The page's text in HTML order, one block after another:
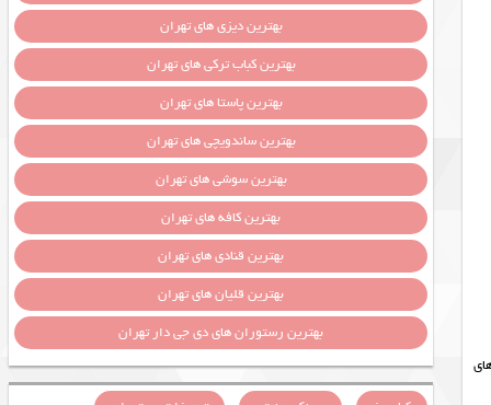
های
بهترین دیزی های تهران
بهترین کباب ترکی های تهران
بهترین پاستا های تهران
بهترین ساندویچی های تهران
بهترین سوشی های تهران
بهترین کافه های تهران
بهترین قنادی های تهران
بهترین قلیان های تهران
بهترین رستوران های دی جی دار تهران